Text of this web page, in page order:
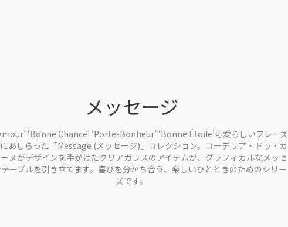
メッセージ
‘Bonne Chance’ ‘Porte-Bonheur’ ‘Bonne Étoile’――可愛らしいフレーズ
あしらった「Message (メッセージ)」コレクション。コーデリア・ドゥ・カ
ヌがデザインを手がけたクリアガラスのアイテムが、グラフィカルなメッセ
ーブルを引き立てます。喜びを分かち合う、楽しいひとときのためのシリー
ズです。